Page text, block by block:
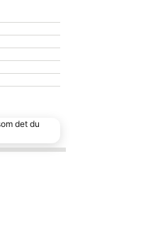
det du